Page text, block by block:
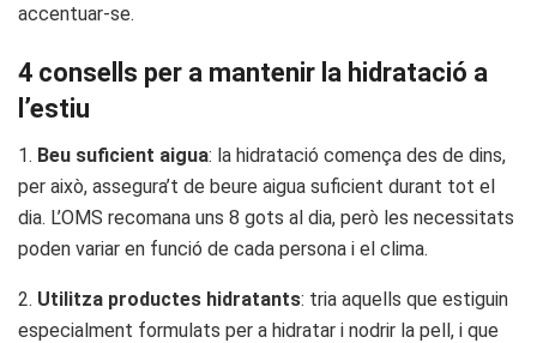
accentuar-se.
4 consells per a mantenir la hidratació a
l’estiu
1. Beu suficient aigua: la hidratació comença des de dins,
per això, assegura’t de beure aigua suficient durant tot el
dia. L’OMS recomana uns 8 gots al dia, però les necessitats
poden variar en funció de cada persona i el clima.
2. Utilitza productes hidratants: tria aquells que estiguin
especialment formulats per a hidratar i nodrir la pell, i que